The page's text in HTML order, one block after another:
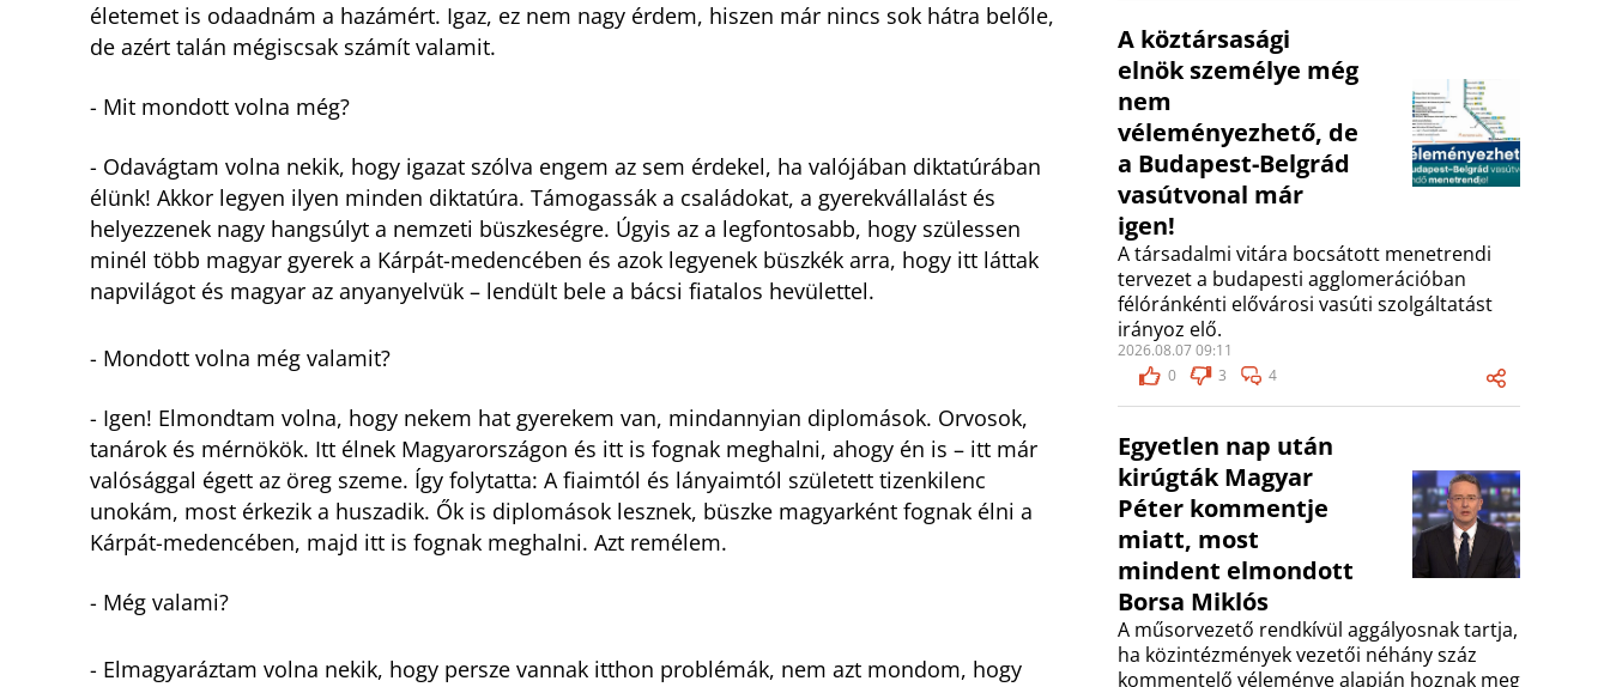
életemet is odaadnám a hazámért. Igaz, ez nem nagy érdem, hiszen már nincs sok hátra belőle,
de azért talán mégiscsak számít valamit.
- Mit mondott volna még?
- Odavágtam volna nekik, hogy igazat szólva engem az sem érdekel, ha valójában diktatúrában
élünk! Akkor legyen ilyen minden diktatúra. Támogassák a családokat, a gyerekvállalást és
helyezzenek nagy hangsúlyt a nemzeti büszkeségre. Úgyis az a legfontosabb, hogy szülessen
minél több magyar gyerek a Kárpát-medencében és azok legyenek büszkék arra, hogy itt láttak
napvilágot és magyar az anyanyelvük – lendült bele a bácsi fiatalos hevülettel.
- Mondott volna még valamit?
- Igen! Elmondtam volna, hogy nekem hat gyerekem van, mindannyian diplomások. Orvosok,
tanárok és mérnökök. Itt élnek Magyarországon és itt is fognak meghalni, ahogy én is – itt már
valósággal égett az öreg szeme. Így folytatta: A fiaimtól és lányaimtól született tizenkilenc
unokám, most érkezik a huszadik. Ők is diplomások lesznek, büszke magyarként fognak élni a
Kárpát-medencében, majd itt is fognak meghalni. Azt remélem.
- Még valami?
- Elmagyaráztam volna nekik, hogy persze vannak itthon problémák, nem azt mondom, hogy
A köztársasági
elnök személye még
nem
véleményezhető, de
a Budapest-Belgrád
vasútvonal már
igen!
A társadalmi vitára bocsátott menetrendi
tervezet a budapesti agglomerációban
félóránkénti elővárosi vasúti szolgáltatást
irányoz elő.
2026.08.07 09:11
0
3 4
Egyetlen nap után
kirúgták Magyar
Péter kommentje
miatt, most
mindent elmondott
Borsa Miklós
A műsorvezető rendkívül aggályosnak tartja,
ha közintézmények vezetői néhány száz
kommentelő véleménye alapján hoznak meg